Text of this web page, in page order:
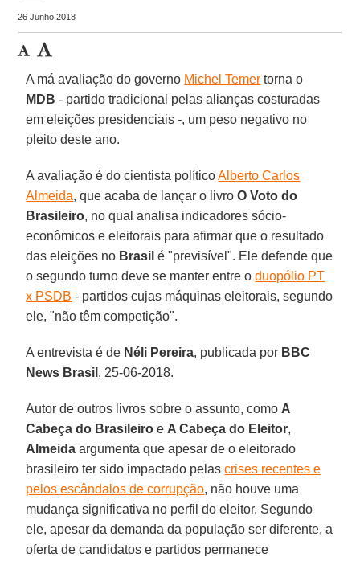
26 Junho 2018
A má avaliação do governo Michel Temer torna o
MDB - partido tradicional pelas alianças costuradas
em eleições presidenciais -, um peso negativo no
pleito deste ano.
A avaliação é do cientista políticoAlberto Carlos
Almeida, que acaba de lançar o livroO Voto do
Brasileiro, no qual analisa indicadores sócio-
econômicos e eleitorais para afirmar que o resultado
das eleições no Brasil é "previsível". Ele defende que
o segundo turno deve se manter entre oduopólio PT
x PSDB - partidos cujas máquinas eleitorais, segundo
ele, "não têm competição".
A entrevista é de Néli Pereira, publicada por BBC
News Brasil , 25-06-2018.
Autor de outros livros sobre o assunto, como A
Cabeça do Brasileiro e A Cabeça do Eleitor,
Almeida argumenta que apesar de o eleitorado
brasileiro ter sido impactado pelascrises recentes e
pelos escândalos de corrupção, não houve uma
mudança significativa no perfil do eleitor. Segundo
ele, apesar da demanda da população ser diferente, a
oferta de candidatos e partidos permanece